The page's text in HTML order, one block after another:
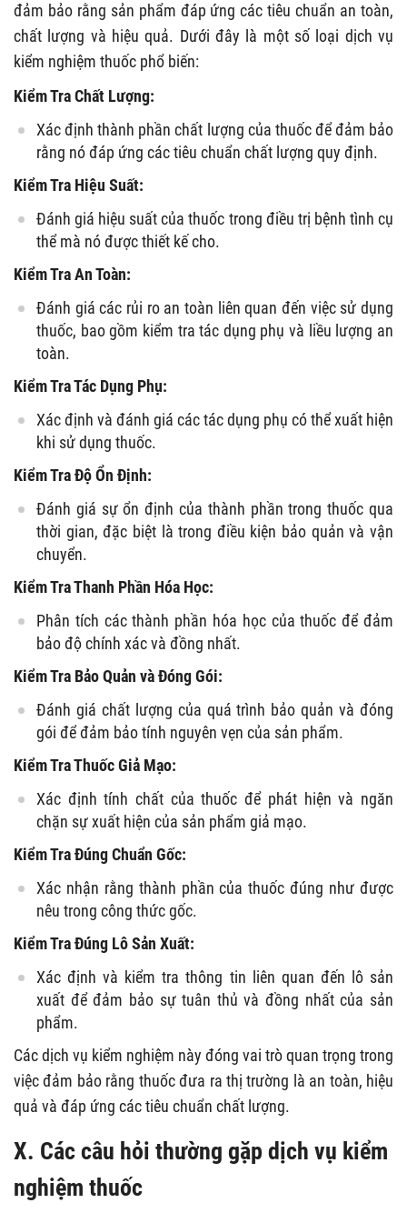
đảm bảo rằng sản phẩm đáp ứng các tiêu chuẩn an toàn,
chất lượng và hiệu quả. Dưới đây là một số loại dịch vụ
kiểm nghiệm thuốc phổ biến:
Kiểm Tra Chất Lượng:
Xác định thành phần chất lượng của thuốc để đảm bảo
rằng nó đáp ứng các tiêu chuẩn chất lượng quy định.
Kiểm Tra Hiệu Suất:
Đánh giá hiệu suất của thuốc trong điều trị bệnh tình cụ
thể mà nó được thiết kế cho.
Kiểm Tra An Toàn:
Đánh giá các rủi ro an toàn liên quan đến việc sử dụng
thuốc, bao gồm kiểm tra tác dụng phụ và liều lượng an
toàn.
Kiểm Tra Tác Dụng Phụ:
Xác định và đánh giá các tác dụng phụ có thể xuất hiện
khi sử dụng thuốc.
Kiểm Tra Độ Ổn Định:
Đánh giá sự ổn định của thành phần trong thuốc qua
thời gian, đặc biệt là trong điều kiện bảo quản và vận
chuyển.
Kiểm Tra Thanh Phần Hóa Học:
Phân tích các thành phần hóa học của thuốc để đảm
bảo độ chính xác và đồng nhất.
Kiểm Tra Bảo Quản và Đóng Gói:
Đánh giá chất lượng của quá trình bảo quản và đóng
gói để đảm bảo tính nguyên vẹn của sản phẩm.
Kiểm Tra Thuốc Giả Mạo:
Xác định tính chất của thuốc để phát hiện và ngăn
chặn sự xuất hiện của sản phẩm giả mạo.
Kiểm Tra Đúng Chuẩn Gốc:
Xác nhận rằng thành phần của thuốc đúng như được
nêu trong công thức gốc.
Kiểm Tra Đúng Lô Sản Xuất:
Xác định và kiểm tra thông tin liên quan đến lô sản
xuất để đảm bảo sự tuân thủ và đồng nhất của sản
phẩm.
Các dịch vụ kiểm nghiệm này đóng vai trò quan trọng trong
việc đảm bảo rằng thuốc đưa ra thị trường là an toàn, hiệu
quả và đáp ứng các tiêu chuẩn chất lượng.
X. Các câu hỏi thường gặp dịch vụ kiểm
nghiệm thuốc